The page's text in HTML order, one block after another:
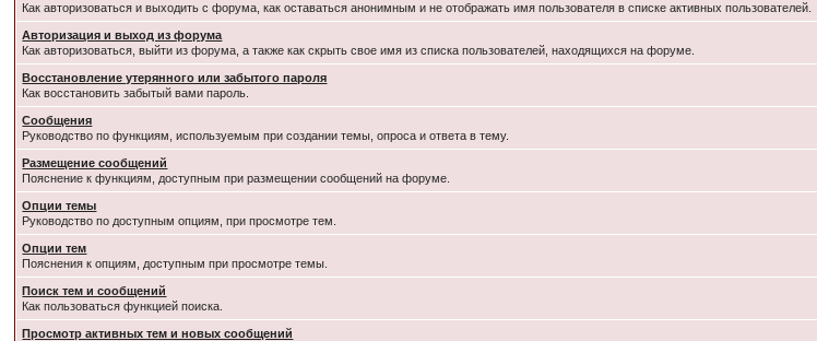
Как авторизоваться и выходить с форума, как оставаться анонимным и не отображать имя пользователя в списке активных пользователей.
Авторизация и выход из форума
Как авторизоваться, выйти из форума, а также как скрыть свое имя из списка пользователей, находящихся на форуме.
Восстановление утерянного или забытого пароля
Как восстановить забытый вами пароль.
Сообщения
Руководство по функциям, используемым при создании темы, опроса и ответа в тему.
Размещение сообщений
Пояснение к функциям, доступным при размещении сообщений на форуме.
Опции темы
Руководство по доступным опциям, при просмотре тем.
Опции тем
Пояснения к опциям, доступным при просмотре темы.
Поиск тем и сообщений
Как пользоваться функцией поиска.
Просмотр активных тем и новых сообщений